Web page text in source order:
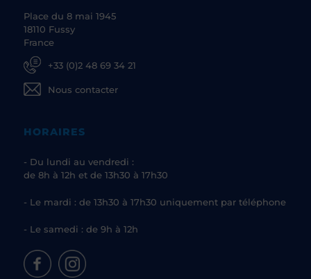
Place du 8 mai 1945
18110 Fussy
France
+33 (0)2 48 69 34 21
Nous contacter
HORAIRES
- Du lundi au vendredi :
de 8h à 12h et de 13h30 à 17h30
- Le mardi : de 13h30 à 17h30 uniquement par téléphone
- Le samedi : de 9h à 12h